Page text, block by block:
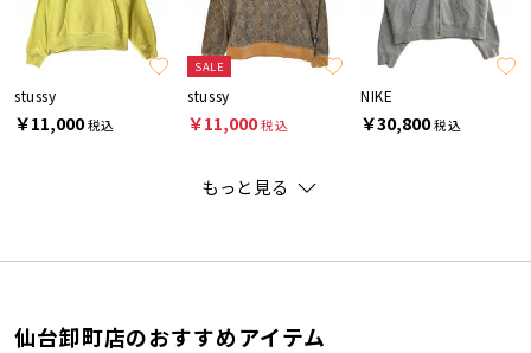
stussy
￥11,000税込
SALE
stussy
￥11,000税込
NIKE
￥30,800税込
もっと見る
仙台卸町店のおすすめアイテム